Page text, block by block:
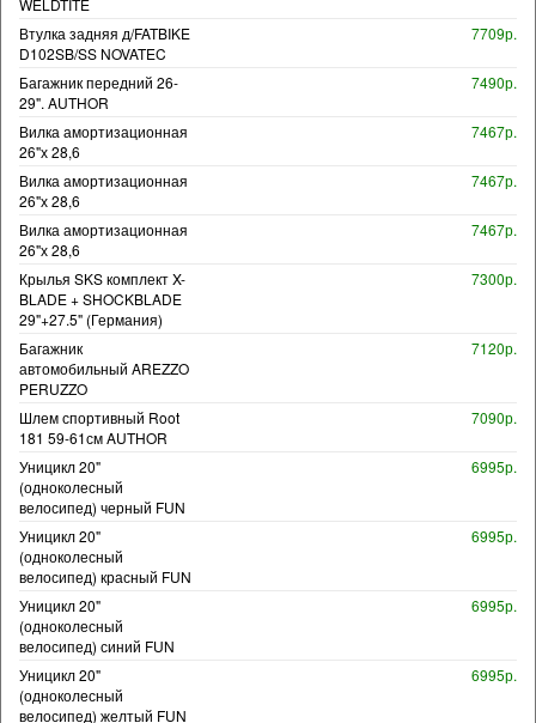
Втулка задняя д/FATBIKE
D102SB/SS NOVATEC
7709р.
Багажник передний 26-
29". AUTHOR
7490р.
Вилка амортизационная
26"х 28,6
7467р.
Вилка амортизационная
26"х 28,6
7467р.
Вилка амортизационная
26"х 28,6
7467р.
Крылья SKS комплект X-
BLADE + SHOCKBLADE
29"+27.5" (Германия)
7300р.
Багажник
автомобильный AREZZO
PERUZZO
7120р.
Шлем спортивный Root
181 59-61см AUTHOR
7090р.
Уницикл 20"
(одноколесный
велосипед) черный FUN
6995р.
Уницикл 20"
(одноколесный
велосипед) красный FUN
6995р.
Уницикл 20"
(одноколесный
велосипед) синий FUN
6995р.
Уницикл 20"
(одноколесный
велосипед) желтый FUN
6995р.